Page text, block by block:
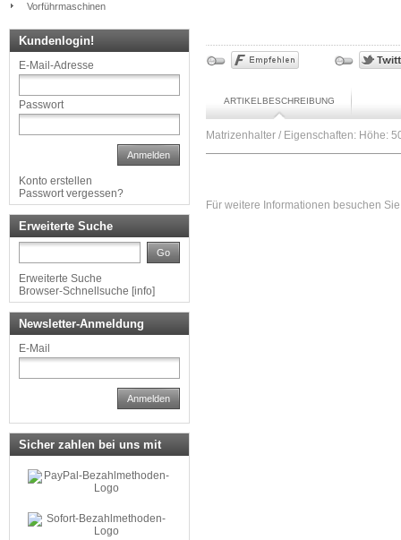
ARTIKELBESCHREIBUNG
Matrizenhalter / Eigenschaften: Höhe:
Für weitere Informationen besuchen
Vorführmaschinen
Kundenlogin!
E-Mail-Adresse
Passwort
Anmelden
Konto erstellen
Passwort vergessen?
Erweiterte Suche
Go
Erweiterte Suche
Browser-Schnellsuche [info]
Newsletter-Anmeldung
E-Mail
Anmelden
Sicher zahlen bei uns mit